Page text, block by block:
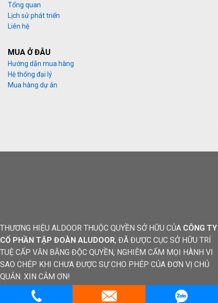
Tổng quan
Lịch sử phát triển
Liên hệ
MUA Ở ĐÂU
Hướng dẫn mua hàng
Hệ thống đại lý
Mua hàng dự án
THƯƠNG HIỆU ALDOOR THUỘC QUYỀN SỞ HỮU CỦA CÔNG TY
CỔ PHẦN TẬP ĐOÀN ALUDOOR, ĐÃ ĐƯỢC CỤC SỞ HỮU TRÍ
TUỆ CẤP VĂN BẰNG ĐỘC QUYỀN, NGHIÊM CẤM MỌI HÀNH VI
SAO CHÉP KHI CHƯA ĐƯỢC SỰ CHO PHÉP CỦA ĐƠN VỊ CHỦ
QUẢN. XIN CẢM ƠN!